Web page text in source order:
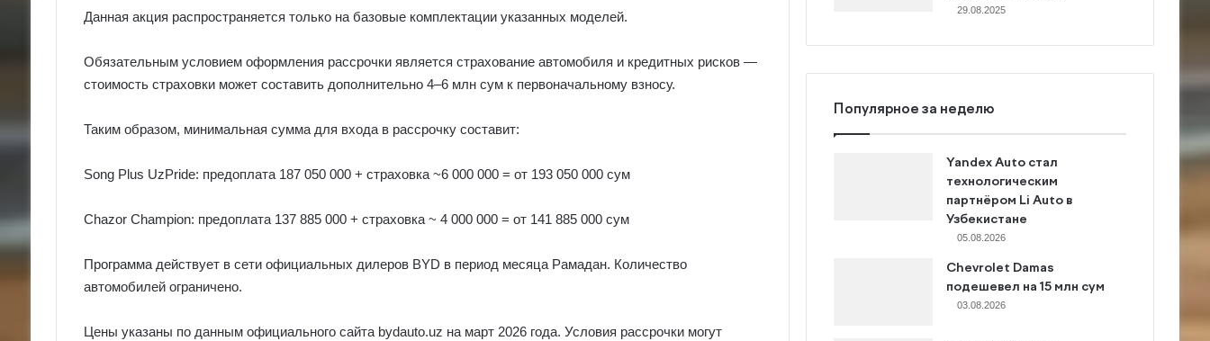
Данная акция распространяется только на базовые комплектации указанных моделей.
Обязательным условием оформления рассрочки является страхование автомобиля и кредитных рисков —
стоимость страховки может составить дополнительно 4–6 млн сум к первоначальному взносу.
Таким образом, минимальная сумма для входа в рассрочку составит:
Song Plus UzPride: предоплата 187 050 000 + страховка ~6 000 000 = от 193 050 000 сум
Chazor Champion: предоплата 137 885 000 + страховка ~ 4 000 000 = от 141 885 000 сум
Программа действует в сети официальных дилеров BYD в период месяца Рамадан. Количество
автомобилей ограничено.
Цены указаны по данным официального сайта bydauto.uz на март 2026 года. Условия рассрочки могут
29.08.2025
Популярное за неделю
Yandex Auto стал
технологическим
партнёром Li Auto в
Узбекистане
05.08.2026
Chevrolet Damas
подешевел на 15 млн сум
03.08.2026